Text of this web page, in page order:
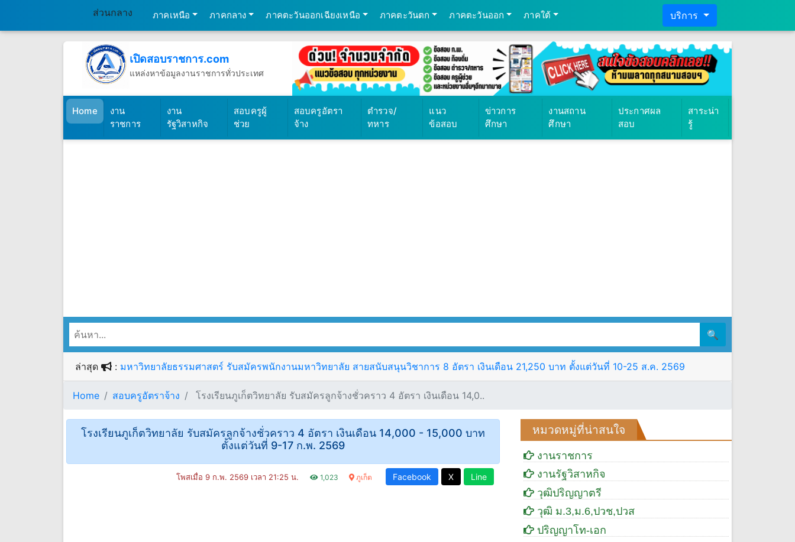
ส่วนกลาง ภาคเหนือ ภาคกลาง ภาคตะวันออกเฉียงเหนือ ภาคตะวันตก ภาคตะวันออก ภาคใต้ บริการ
เปิดสอบราชการ.com
แหล่งหาข้อมูลงานราชการทั่วประเทศ
Home(เปิดสอบราชการ)
งาน
ราชการ
งาน
รัฐวิสาหกิจ
สอบครูผู้
ช่วย
สอบครูอัตรา
จ้าง
ตำรวจ/
ทหาร
แนว
ข้อสอบ
ข่าวการ
ศึกษา
งานสถาน
ศึกษา
ประกาศผล
สอบ
สาระน่า
รู้
🔍
ล่าสุด : มหาวิทยาลัยธรรมศาสตร์ รับสมัครพนักงานมหาวิทยาลัย สายสนับสนุนวิชาการ 8 อัตรา เงินเดือน 21,250 บาท ตั้งแต่วันที่ 10-25 ส.ค. 2569
Home สอบครูอัตราจ้าง โรงเรียนภูเก็ตวิทยาลัย รับสมัครลูกจ้างชั่วคราว 4 อัตรา เงินเดือน 14,0..
โรงเรียนภูเก็ตวิทยาลัย รับสมัครลูกจ้างชั่วคราว 4 อัตรา เงินเดือน 14,000 - 15,000 บาท
ตั้งแต่วันที่ 9-17 ก.พ. 2569
โพสเมื่อ 9 ก.พ. 2569 เวลา 21:25 น. 1,023 ภูเก็ต Facebook X Line
หมวดหมู่ที่น่าสนใจ
งานราชการ
งานรัฐวิสาหกิจ
วุฒิปริญญาตรี
วุฒิ ม.3,ม.6,ปวช,ปวส
ปริญญาโท-เอก